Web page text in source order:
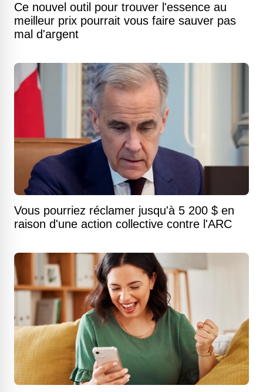
Ce nouvel outil pour trouver l'essence au
meilleur prix pourrait vous faire sauver pas
mal d'argent
Vous pourriez réclamer jusqu'à 5 200 $ en
raison d'une action collective contre l'ARC